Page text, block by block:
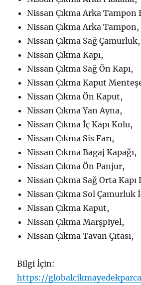
Nissan Çıkma Arka Tampon
Nissan Çıkma Arka Tampon,
Nissan Çıkma Sağ Çamurluk,
Nissan Çıkma Kapı,
Nissan Çıkma Sağ Ön Kapı,
Nissan Çıkma Kaput
Nissan Çıkma Ön Kaput,
Nissan Çıkma Yan Ayna,
Nissan Çıkma İç Kapı Kolu,
Nissan Çıkma Sis Farı,
Nissan Çıkma Bagaj Kapağı,
Nissan Çıkma Ön Panjur,
Nissan Çıkma Sağ Orta Kapı
Nissan Çıkma Sol Çamurluk
Nissan Çıkma Kaput,
Nissan Çıkma Marşpiyel,
Nissan Çıkma Tavan Çıtası,
Bilgi İçin:
https://